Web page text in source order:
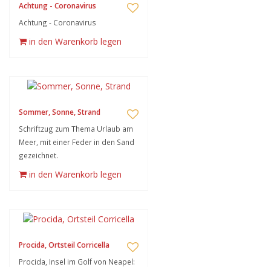
Achtung - Coronavirus
Achtung - Coronavirus
in den Warenkorb legen
Sommer, Sonne, Strand
Schriftzug zum Thema Urlaub am
Meer, mit einer Feder in den Sand
gezeichnet.
in den Warenkorb legen
Procida, Ortsteil Corricella
Procida, Insel im Golf von Neapel: